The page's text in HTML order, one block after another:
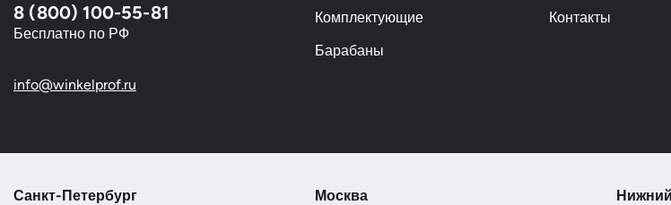
8 (800) 100-55-81
Бесплатно по РФ
info@winkelprof.ru
Комплектующие
Барабаны
Контакты
Санкт-Петербург Москва